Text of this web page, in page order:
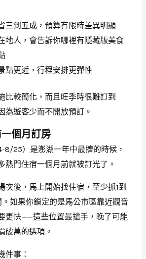
三到五成，預算有限時差異明顯
地人，會告訴你哪裡有隱藏版美食
點更近，行程安排更彈性
比較簡化，而且旺季時很難訂到
為遊客少而不開放預訂。
個月訂房
8/25）是澎湖一年中最擠的時候，
熱門住宿一個月前就被訂光了。
次後，馬上開始找住宿，至少抓1到
如果你鎖定的是馬公市區靠近觀音
更快——這些位置最搶手，晚了可能
破萬的選項。
件事：